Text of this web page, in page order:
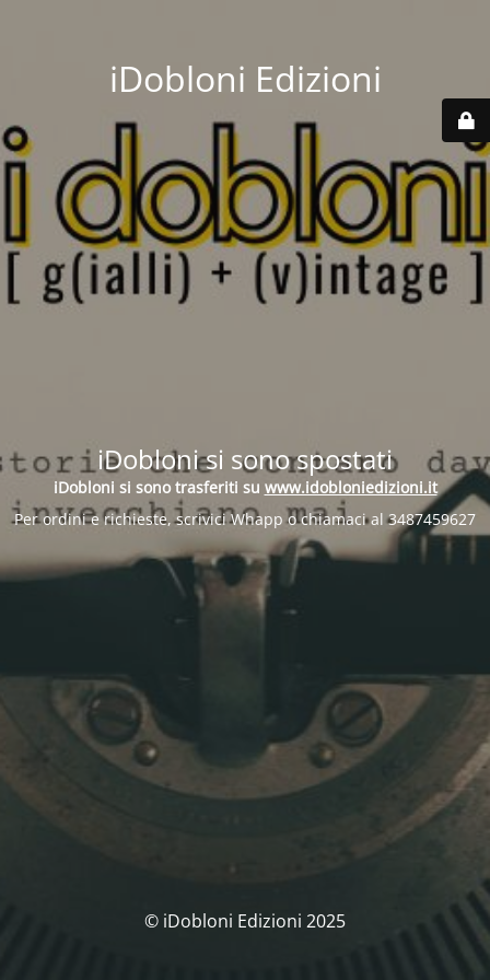
iDobloni Edizioni
iDobloni si sono spostati
iDobloni si sono trasferiti su www.idobloniedizioni.it
Per ordini e richieste, scrivici Whapp o chiamaci al 3487459627
© iDobloni Edizioni 2025